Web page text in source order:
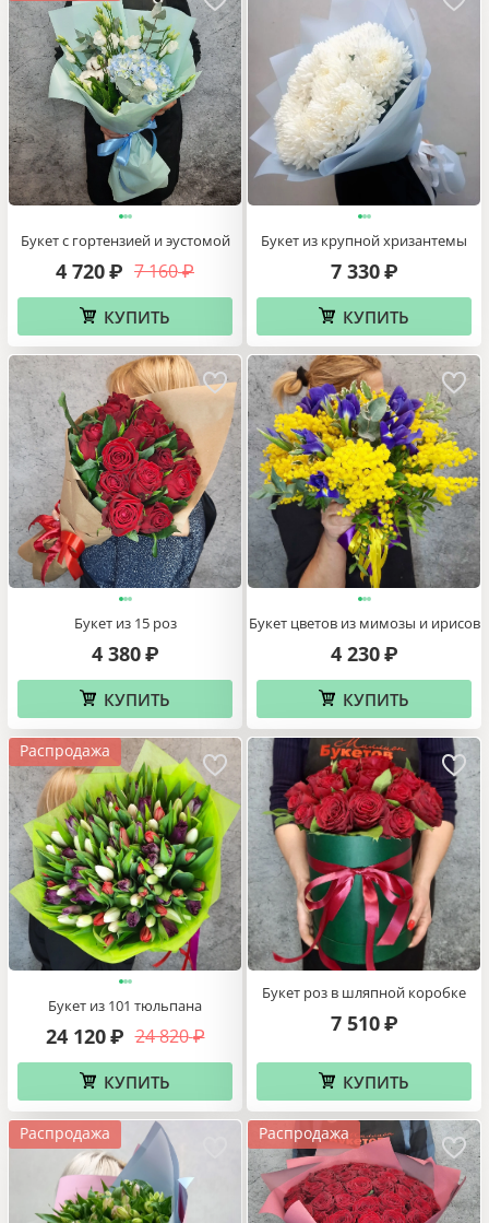
Букет с гортензией и эустомой
7 160 ₽
4 720₽
КУПИТЬ
Букет из крупной хризантемы
7 330 ₽
КУПИТЬ
Букет из 15 роз
4 380 ₽
КУПИТЬ
Букет цветов из мимозы и ирисов
4 230 ₽
КУПИТЬ
Распродажа
Букет из 101 тюльпана
24 820 ₽
24 120 ₽
КУПИТЬ
Букет роз в шляпной коробке
7 510 ₽
КУПИТЬ
Распродажа Распродажа